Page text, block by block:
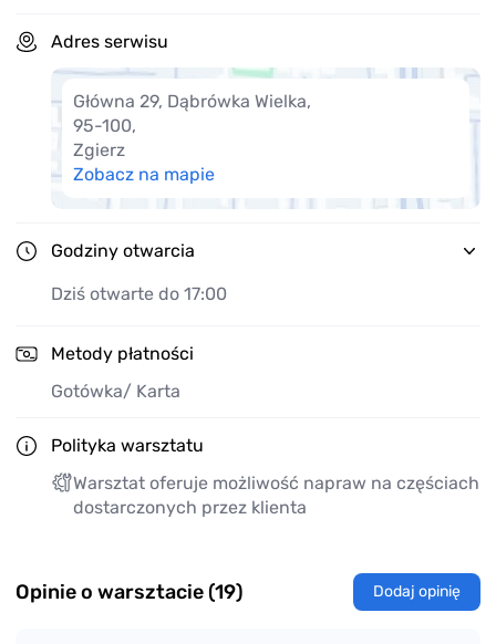
modelami.
Zapraszamy do naszego warsztatu.
Nasza pasja Twój komfort
Adres serwisu
Główna 29, Dąbrówka Wielka,
95-100,
Zgierz
Zobacz na mapie
Godziny otwarcia
Dziś otwarte do 17:00
Metody płatności
Gotówka/ Karta
Polityka warsztatu
Warsztat oferuje możliwość napraw na częściach
dostarczonych przez klienta
Opinie o warsztacie (19) Dodaj opinię